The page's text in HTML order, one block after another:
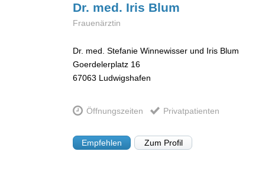
Dr. med. Iris Blum
Frauenärztin
Dr. med. Stefanie Winnewisser und Iris Blum
Goerdelerplatz 16
67063 Ludwigshafen
Öffnungszeiten Privatpatienten
Empfehlen Zum Profil